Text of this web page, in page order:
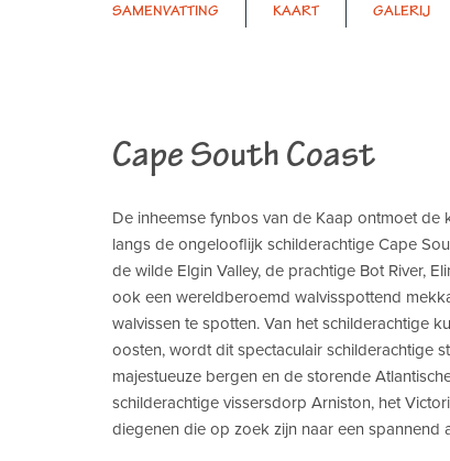
SAMENVATTING KAART GALERIJ
Cape South Coast
De inheemse fynbos van de Kaap ontmoet
langs de ongelooflijk schilderachtige Cape
de wilde Elgin Valley, de prachtige Bot River,
ook een wereldberoemd walvisspottend
walvissen te spotten. Van het schilderachtige
oosten, wordt dit spectaculair schilderachtige
majestueuze bergen en de storende
schilderachtige vissersdorp Arniston, het
diegenen die op zoek zijn naar een spannend